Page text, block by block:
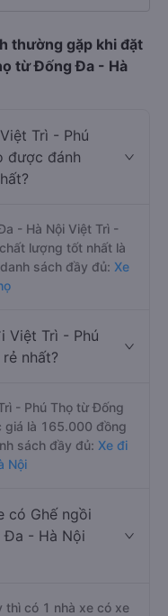
thường gặp khi đặt
từ Đống Đa - Hà
Trì - Phú
được đánh
- Hà Nội Việt Trì -
lượng tốt nhất là
sách đầy đủ: Xe
Việt Trì - Phú
nhất?
- Phú Thọ từ Đống
giá là 165.000 đồng
sách đầy đủ: Xe đi
Nội
có Ghế ngồi
Đa - Hà Nội
thì có 1 nhà xe có xe